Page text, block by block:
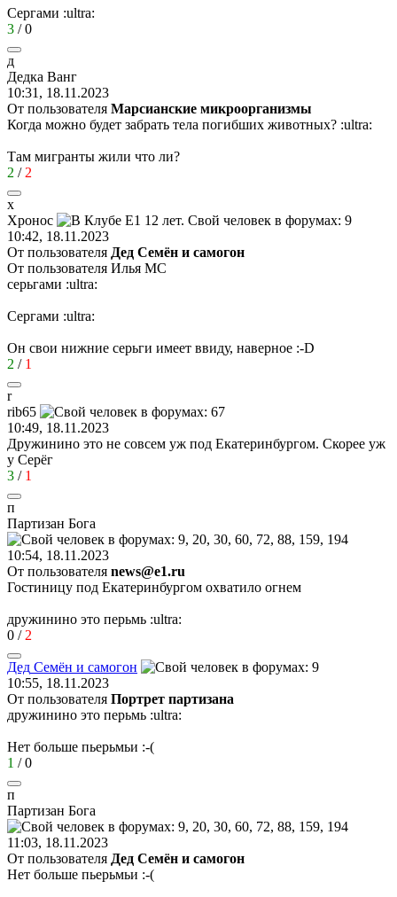
Сергами :ultra:
3 /0
д
Дедка Ванг
10:31, 18.11.2023
От пользователя Марсианские микроорганизмы
Когда можно будет забрать тела погибших животных? :ultra:
Там мигранты жили что ли?
2 / 2
х
Хронос
10:42, 18.11.2023
От пользователя Дед Семён и самогон
От пользователя Илья MC
серьгами :ultra:
Сергами :ultra:
Он свои нижние серьги имеет ввиду, наверное :-D
2 / 1
r
rib65
10:49, 18.11.2023
Дружинино это не совсем уж под Екатеринбургом. Скорее уж
у Серёг
3 / 1
п
Партизан Бога
10:54, 18.11.2023
От пользователя news@e1.ru
Гостиницу под Екатеринбургом охватило огнем
дружинино это перьмь :ultra:
0 / 2
Дед Семён и самогон
10:55, 18.11.2023
От пользователя Портрет партизана
дружинино это перьмь :ultra:
Нет больше пьерьмьи :-(
1 /0
п
Партизан Бога
11:03, 18.11.2023
От пользователя Дед Семён и самогон
Нет больше пьерьмьи :-(